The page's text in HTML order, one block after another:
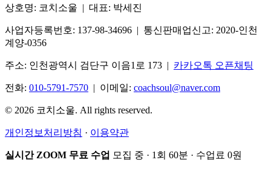
상호명: 코치소울 | 대표: 박세진
사업자등록번호: 137-98-34696 | 통신판매업신고: 2020-인천
계양-0356
주소: 인천광역시 검단구 이음1로 173 | 카카오톡 오픈채팅
전화: 010-5791-7570 | 이메일: coachsoul@naver.com
© 2026 코치소울. All rights reserved.
개인정보처리방침 · 이용약관
실시간 ZOOM 무료 수업 모집 중 · 1회 60분 · 수업료 0원